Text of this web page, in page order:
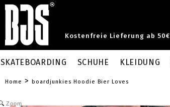
Kostenfreie Lieferung ab 50€
SKATEBOARDING SCHUHE KLEIDUNG
Home > boardjunkies Hoodie Bier Loves
Zoom